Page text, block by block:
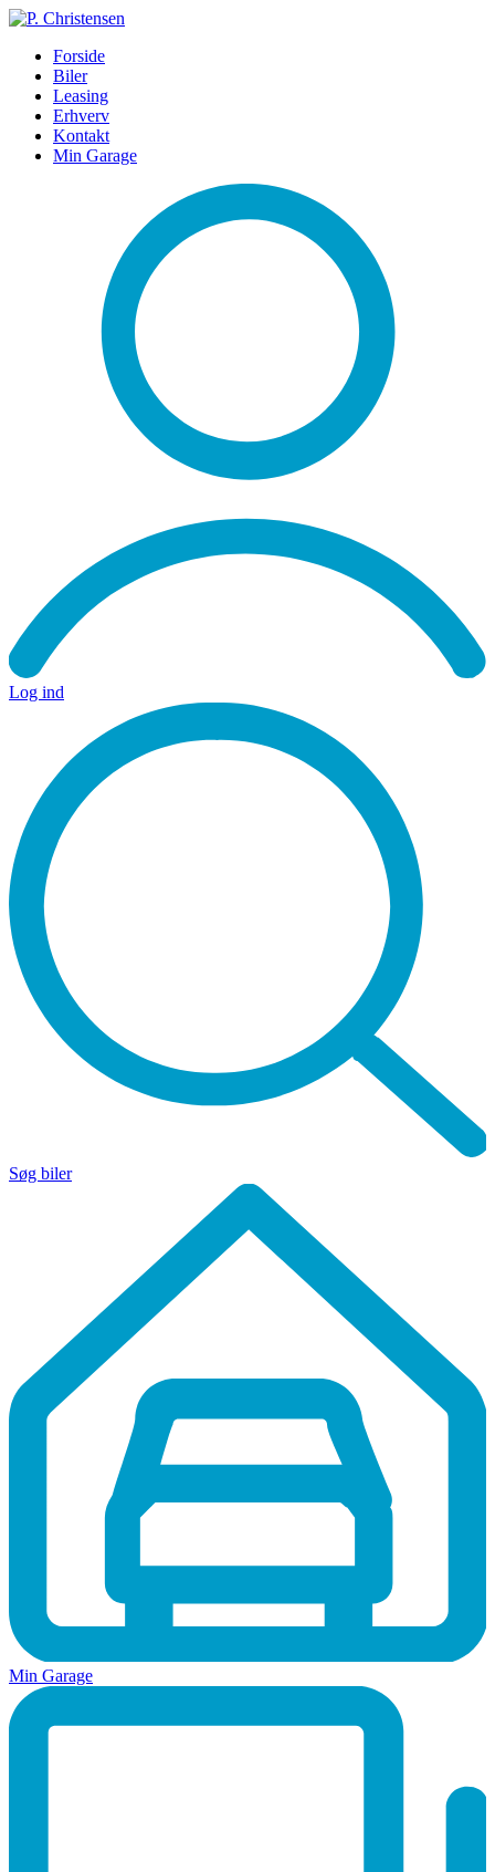
Forside
Biler
Leasing
Erhverv
Kontakt
Min Garage
Log ind
Søg biler
Min Garage